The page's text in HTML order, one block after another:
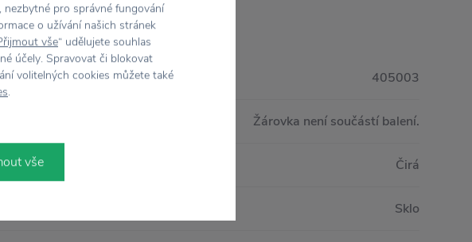
405003
Žárovka není součástí balení.
Čirá
Sklo
nezbytné pro správné fungování
o užívání našich stránek
vše“ udělujete souhlas
účely. Spravovat či blokovat
volitelných cookies můžete také
.
vše